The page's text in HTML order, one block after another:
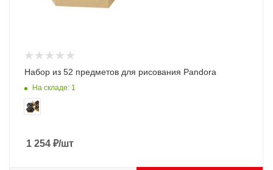
Набор из 52 предметов для рисования Pandora
На складе: 1
1 254 ₽/шт